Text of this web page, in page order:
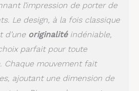
pièce innovante qui
peut être porté seul ou
associé au collier
l’impression de porter de
Le design, à la fois classique
d’une originalitéindéniable,
parfait pour toute
Chaque mouvement fait
ajoutant une dimension de